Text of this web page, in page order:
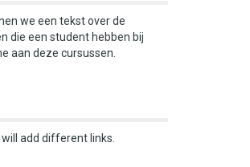
we een tekst over de
die een student hebben bij
aan deze cursussen.
will add different links.